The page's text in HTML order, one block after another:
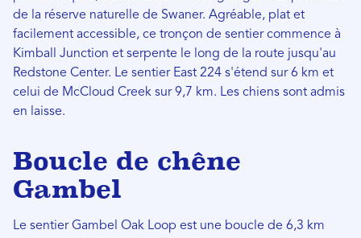
de la réserve naturelle de Swaner. Agréable, plat et
facilement accessible, ce tronçon de sentier commence à
Kimball Junction et serpente le long de la route jusqu'au
Redstone Center. Le sentier East 224 s'étend sur 6 km et
celui de McCloud Creek sur 9,7 km. Les chiens sont admis
en laisse.
Boucle de chêne
Gambel
Le sentier Gambel Oak Loop est une boucle de 6,3 km